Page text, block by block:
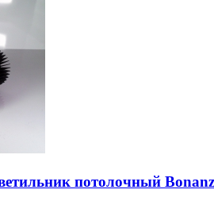
потолочный